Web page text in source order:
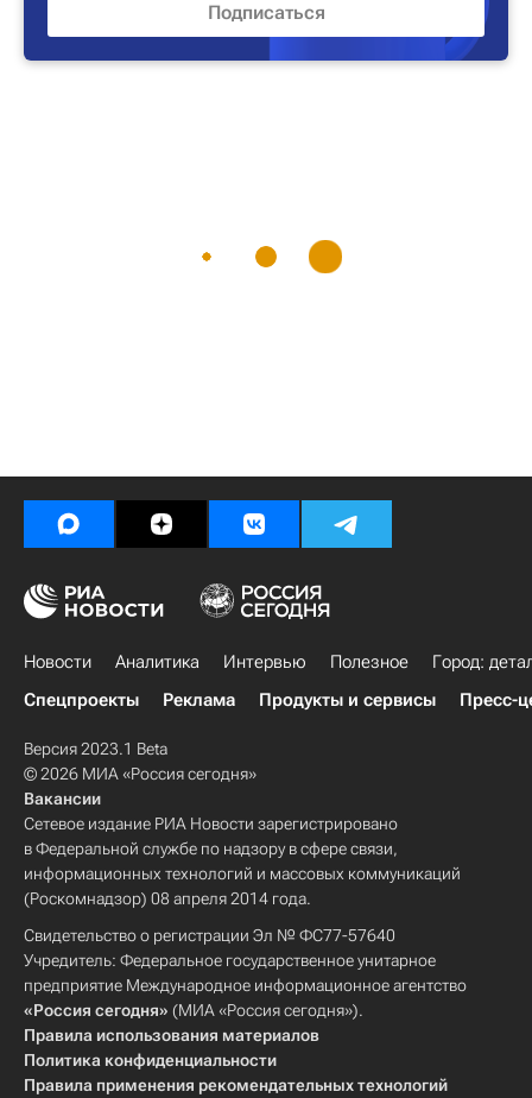
Новости Аналитика Интервью Полезное
Город:
Спецпроекты
Реклама Продукты и сервисы Пресс-
Версия 2023.1 Beta
© 2026 МИА «Россия сегодня»
Вакансии
Сетевое издание РИА Новости зарегистрировано
в Федеральной службе по надзору в сфере связи,
информационных технологий и массовых коммуникаций
(Роскомнадзор) 08 апреля 2014 года.
Свидетельство о регистрации Эл № ФС77-57640
Учредитель: Федеральное государственное унитарное
предприятие Международное информационное агентство
«Россия сегодня» (МИА «Россия сегодня»).
Правила использования материалов
Политика конфиденциальности
Правила применения рекомендательных технологий